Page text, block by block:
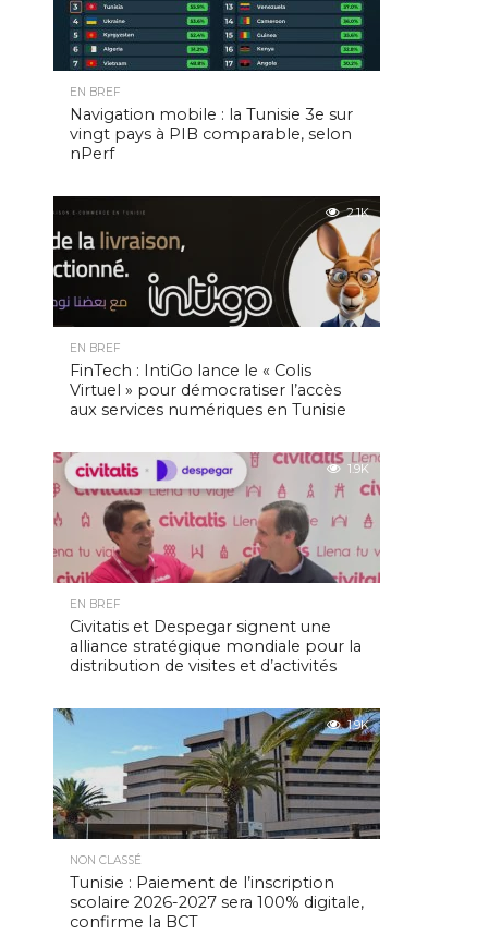
EN BREF
Navigation mobile : la Tunisie 3e sur
vingt pays à PIB comparable, selon
nPerf
2.1K
EN BREF
FinTech : IntiGo lance le « Colis
Virtuel » pour démocratiser l’accès
aux services numériques en Tunisie
1.9K
EN BREF
Civitatis et Despegar signent une
alliance stratégique mondiale pour la
distribution de visites et d’activités
1.9K
NON CLASSÉ
Tunisie : Paiement de l’inscription
scolaire 2026-2027 sera 100% digitale,
confirme la BCT